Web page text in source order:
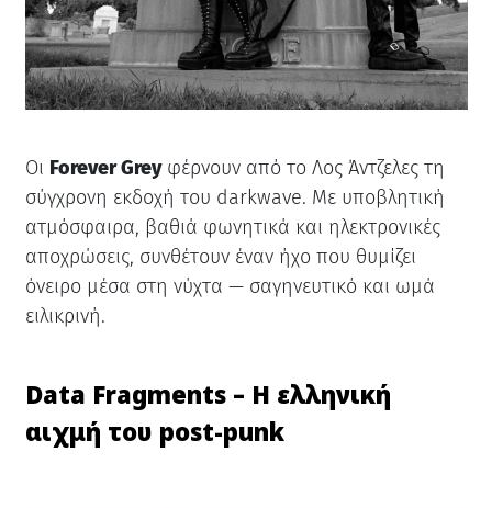
Οι Forever Greyφέρνουν από το Λος Άντζελες τη
σύγχρονη εκδοχή του darkwave. Με υποβλητική
ατμόσφαιρα, βαθιά φωνητικά και ηλεκτρονικές
αποχρώσεις, συνθέτουν έναν ήχο που θυμίζει
όνειρο μέσα στη νύχτα — σαγηνευτικό και ωμά
ειλικρινή.
Data Fragments – Η ελληνική
αιχμή του post-punk